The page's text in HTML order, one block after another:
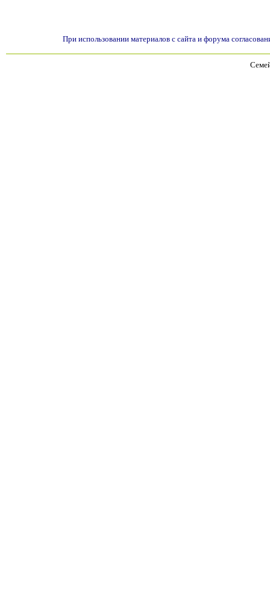
При использовании материалов с сайта и форума